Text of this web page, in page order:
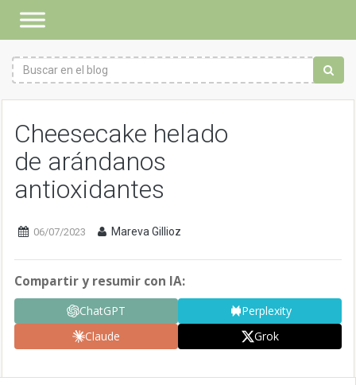
Cheesecake helado
de arándanos
antioxidantes
06/07/2023 Mareva Gillioz
Compartir y resumir con IA:
ChatGPT
Perplexity
Claude
Grok